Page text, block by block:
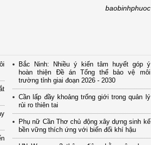
baobinhphuoc
Bắc Ninh: Nhiều ý kiến tâm huyết góp ý
hoàn thiện Đề án Tổng thể bảo vệ môi
trường tỉnh giai đoạn 2026 - 2030
Cần lấp đầy khoảng trống giới trong quản lý
rủi ro thiên tai
Phụ nữ Cần Thơ chủ động xây dựng sinh kế
bền vững thích ứng với biến đổi khí hậu